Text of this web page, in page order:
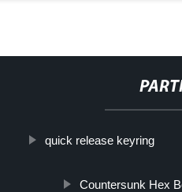
quick release keyring
Countersunk Hex